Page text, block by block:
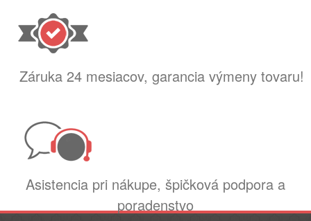
Záruka 24 mesiacov, garancia výmeny tovaru!
Asistencia pri nákupe, špičková podpora a
poradenstvo